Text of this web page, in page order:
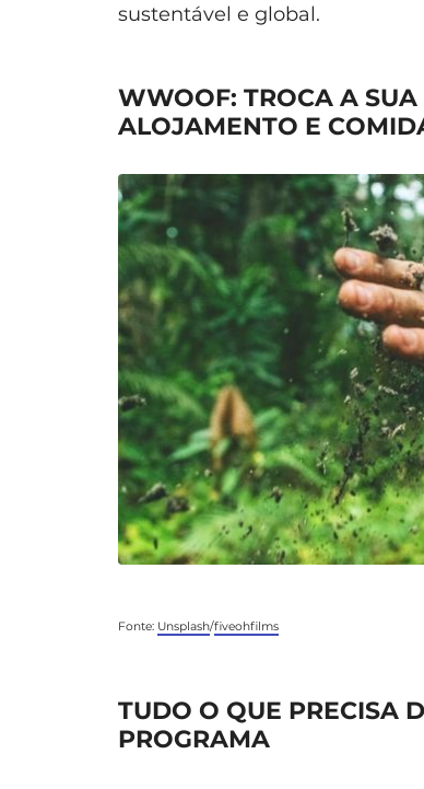
sustentável e global.
WWOOF: TROCA A
ALOJAMENTO E
Fonte: Unsplash/fiveohfilms
TUDO O QUE PRECISA
PROGRAMA